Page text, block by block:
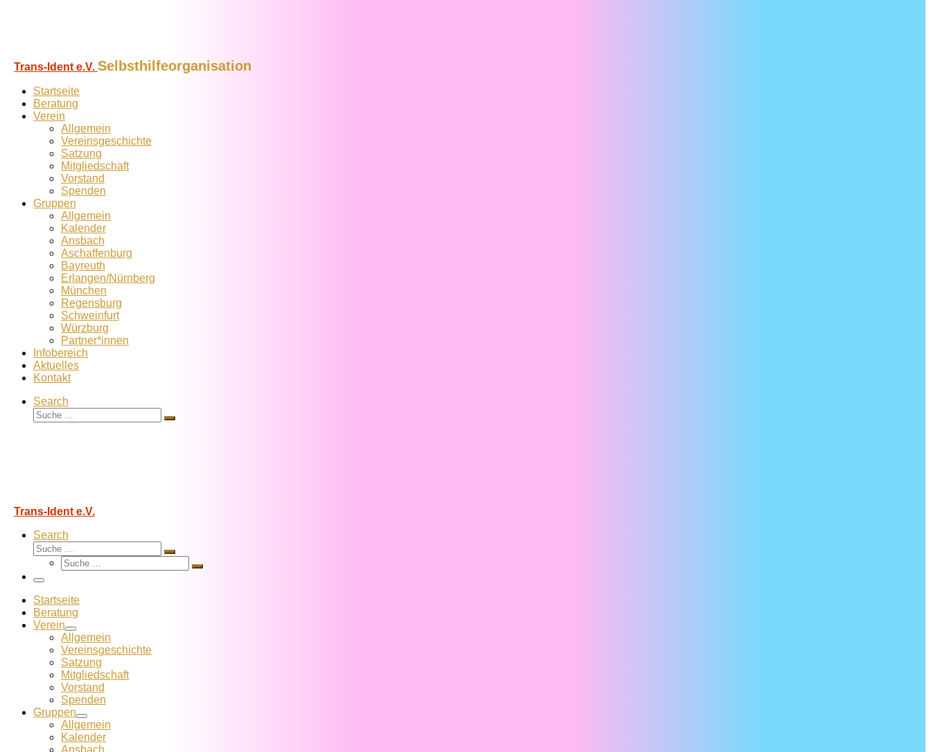
Trans-Ident e.V. Selbsthilfeorganisation
Startseite
Beratung
Verein
Allgemein
Vereins­geschichte
Satzung
Mitglied­schaft
Vorstand
Spenden
Gruppen
Allgemein
Kalender
Ansbach
Aschaffenburg
Bayreuth
Erlangen/Nürnberg
München
Regensburg
Schweinfurt
Würzburg
Partner*innen
Infobereich
Aktuelles
Kontakt
Search
Suche
Suche
Trans-Ident e.V.
Search
Suche
Suche
Suche
Suche
Menü
Startseite
Beratung
Verein
Allgemein
Vereins­geschichte
Satzung
Mitglied­schaft
Vorstand
Spenden
Gruppen
Allgemein
Kalender
Ansbach